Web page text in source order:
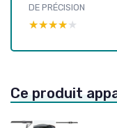
DE PRÉCISION
★★★★★
★★★★★
Ce produit